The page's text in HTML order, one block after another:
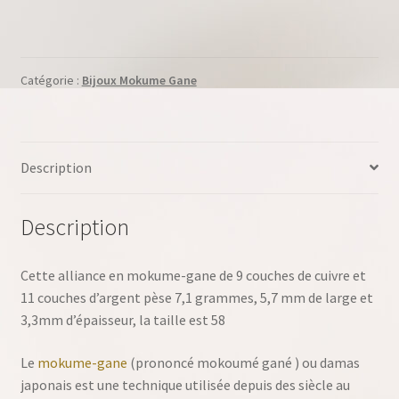
Catégorie : Bijoux Mokume Gane
Description
Description
Cette alliance en mokume-gane de 9 couches de cuivre et
11 couches d’argent pèse 7,1 grammes, 5,7 mm de large et
3,3mm d’épaisseur, la taille est 58
Le mokume-gane (prononcé mokoumé gané ) ou damas
japonais est une technique utilisée depuis des siècle au